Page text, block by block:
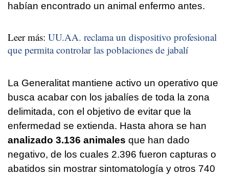
habían encontrado un animal enfermo antes.
Leer más: UU.AA. reclama un dispositivo profesional
que permita controlar las poblaciones de jabalí
La Generalitat mantiene activo un operativo que
busca acabar con los jabalíes de toda la zona
delimitada, con el objetivo de evitar que la
enfermedad se extienda. Hasta ahora se han
analizado 3.136 animales que han dado
negativo, de los cuales 2.396 fueron capturas o
abatidos sin mostrar sintomatología y otros 740